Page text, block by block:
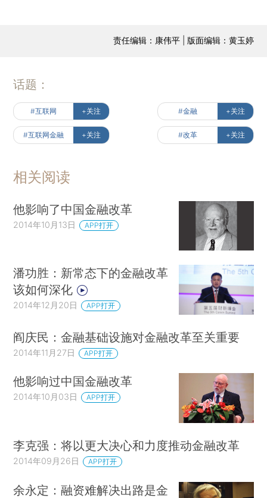
责任编辑：康伟平 | 版面编辑：黄玉婷
话题：
#互联网 +关注 #金融 +关注
#互联网金融 +关注 #改革 +关注
相关阅读
他影响了中国金融改革
2014年10月13日 APP打开
潘功胜：新常态下的金融改革
该如何深化
2014年12月20日 APP打开
阎庆民：金融基础设施对金融改革至关重要
2014年11月27日 APP打开
他影响过中国金融改革
2014年10月03日 APP打开
李克强：将以更大决心和力度推动金融改革
2014年09月26日 APP打开
余永定：融资难解决出路是金